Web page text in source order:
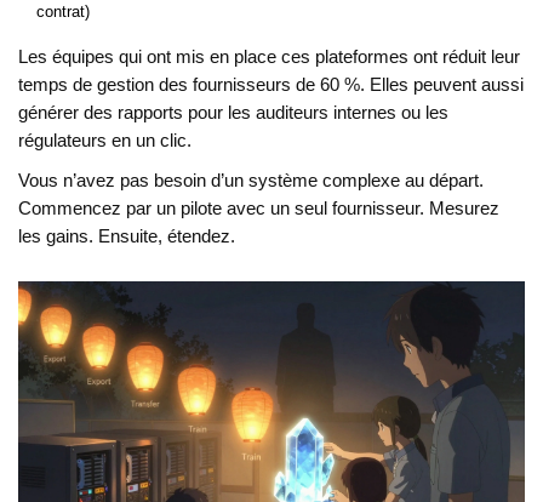
contrat)
Les équipes qui ont mis en place ces plateformes ont réduit leur
temps de gestion des fournisseurs de 60 %. Elles peuvent aussi
générer des rapports pour les auditeurs internes ou les
régulateurs en un clic.
Vous n’avez pas besoin d’un système complexe au départ.
Commencez par un pilote avec un seul fournisseur. Mesurez
les gains. Ensuite, étendez.